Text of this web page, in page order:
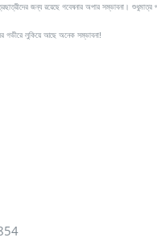
জন্য রয়েছে গবেষনার অপার সম্ভাবনা। শুধুমাত্র
গভীরে লুকিয়ে আছে অনেক সম্ভাবনা!